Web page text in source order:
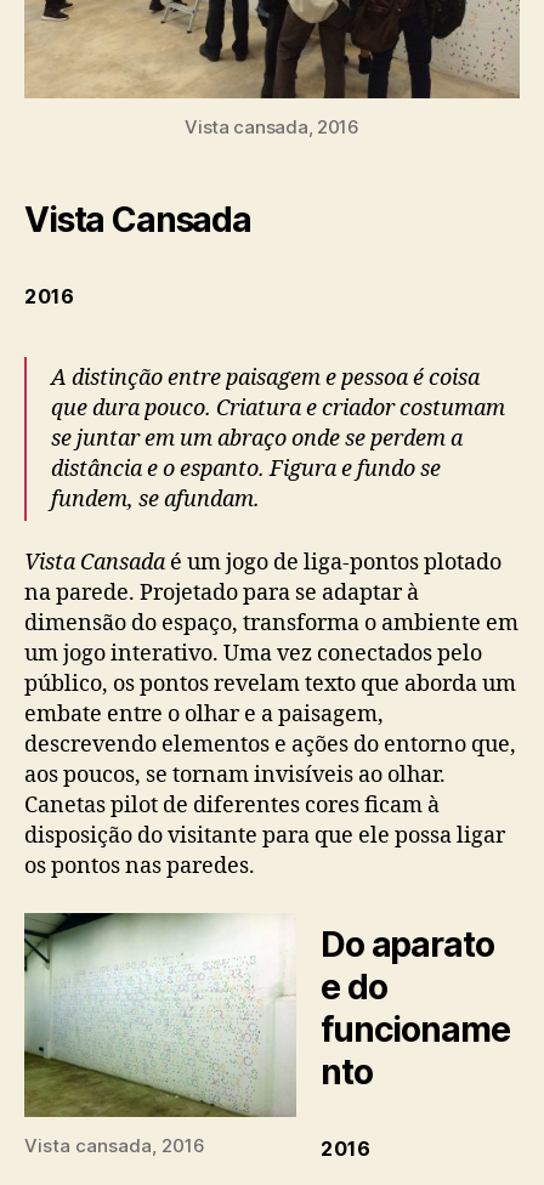
Vista cansada, 2016
Vista Cansada
2016
A distinção entre paisagem e pessoa é coisa
que dura pouco. Criatura e criador costumam
se juntar em um abraço onde se perdem a
distância e o espanto. Figura e fundo se
fundem, se afundam.
Vista Cansada é um jogo de liga-pontos plotado
na parede. Projetado para se adaptar à
dimensão do espaço, transforma o ambiente em
um jogo interativo. Uma vez conectados pelo
público, os pontos revelam texto que aborda um
embate entre o olhar e a paisagem,
descrevendo elementos e ações do entorno que,
aos poucos, se tornam invisíveis ao olhar.
Canetas pilot de diferentes cores ficam à
disposição do visitante para que ele possa ligar
os pontos nas paredes.
Vista cansada, 2016
Do aparato
e do
funcioname
nto
2016